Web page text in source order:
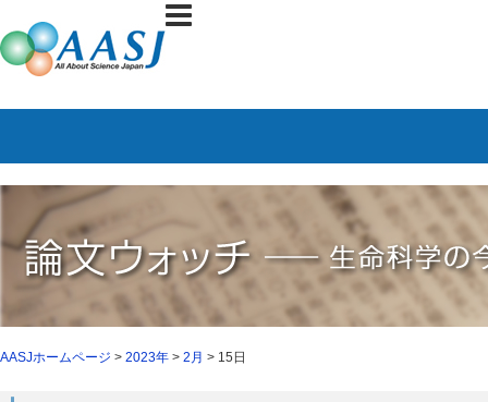
AASJホームページ > 2023年 > 2月 > 15日